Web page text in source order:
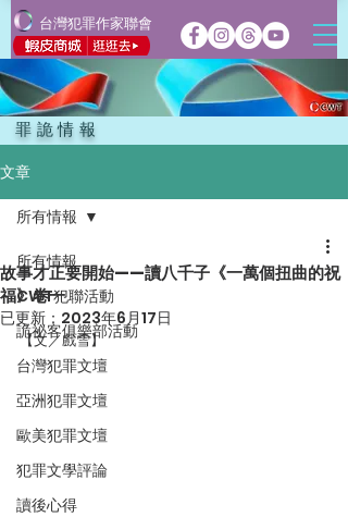
台灣犯罪作家聯會
罪詭情報
文章
所有情報
CWT犯聯活動
詭祕客俱樂部活動
台灣犯罪文壇
亞洲犯罪文壇
歐美犯罪文壇
犯罪文學評論
讀後心得
所有情報
故事才正要開始——讀八千子《一萬個扭曲的祝
福》卷一
已更新： 2023年6月17日
【文／戲雪】